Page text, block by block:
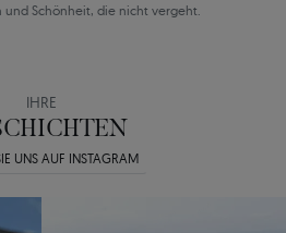
Schönheit, die nicht vergeht.
IHRE
UNS AUF INSTAGRAM